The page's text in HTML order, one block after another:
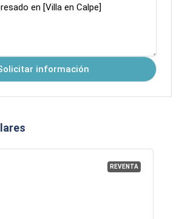
información
REVENTA